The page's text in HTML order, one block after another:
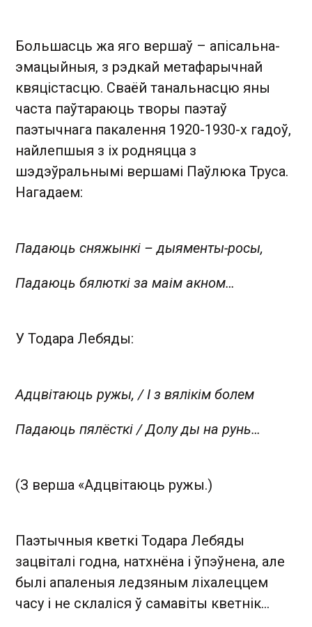
Большасць жа яго вершаў – апісальна-
эмацыйныя, з рэдкай метафарычнай
квяцістасцю. Сваёй танальнасцю яны
часта паўтараюць творы паэтаў
паэтычнага пакалення 1920-1930-х гадоў,
найлепшыя з іх родняцца з
шэдэўральнымі вершамі Паўлюка Труса.
Нагадаем:
Падаюць сняжынкі – дыяменты-росы,
Падаюць бялюткі за маім акном…
У Тодара Лебяды:
Адцвітаюць ружы, / І з вялікім болем
Падаюць пялёсткі / Долу ды на рунь…
(З верша «Адцвітаюць ружы.)
Паэтычныя кветкі Тодара Лебяды
зацвіталі годна, натхнёна і ўпэўнена, але
былі апаленыя ледзяным ліхалеццем
часу і не склаліся ў самавіты кветнік...